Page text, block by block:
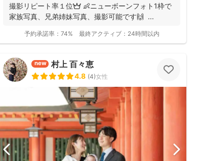
撮影リピート率１位👑 👶ニューボーンフォト1枠で
家族写真、兄弟姉妹写真、撮影可能です🙌 ...
予約承諾率： 74% 最終アクティブ： 24時間以内
new 村上 百々恵
4.8 (4)女性